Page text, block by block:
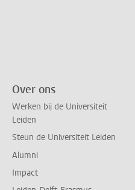
Over ons
Werken bij de Universiteit
Leiden
Steun de Universiteit Leiden
Alumni
Impact